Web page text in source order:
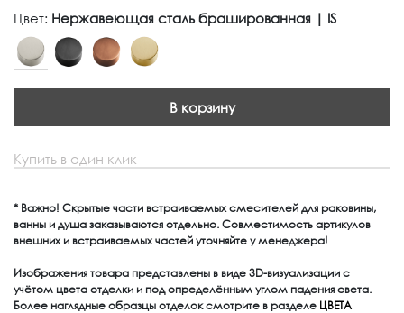
Цвет: Нержавеющая сталь брашированная | IS
В корзину
Купить в один клик
* Важно! Скрытые части встраиваемых смесителей для раковины,
ванны и душа заказываются отдельно. Совместимость артикулов
внешних и встраиваемых частей уточняйте у менеджера!
Изображения товара представлены в виде 3D-визуализации с
учётом цвета отделки и под определённым углом падения света.
Более наглядные образцы отделок смотрите в разделе ЦВЕТА